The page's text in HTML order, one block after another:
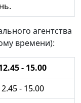
агентства
времени):
- 15.00
- 15.00